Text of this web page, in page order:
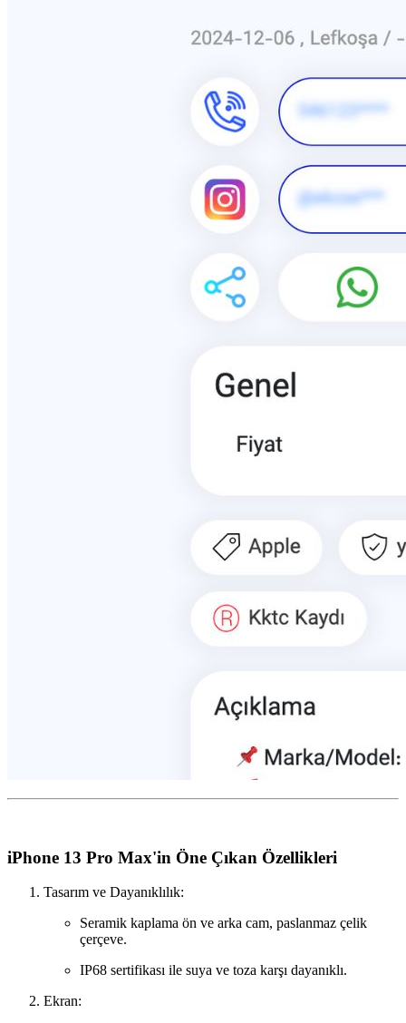
iPhone 13 Pro Max'in Öne Çıkan Özellikleri
Tasarım ve Dayanıklılık:
Seramik kaplama ön ve arka cam, paslanmaz çelik
çerçeve.
IP68 sertifikası ile suya ve toza karşı dayanıklı.
Ekran: